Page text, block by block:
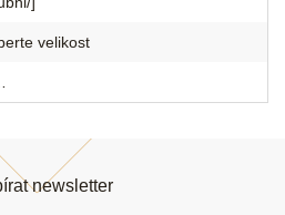
velikost
newsletter